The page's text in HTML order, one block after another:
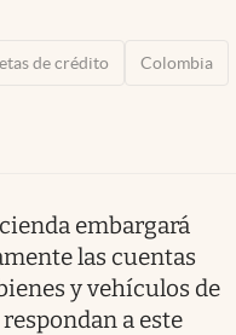
de crédito Colombia
embargará
las cuentas
y vehículos de
a este